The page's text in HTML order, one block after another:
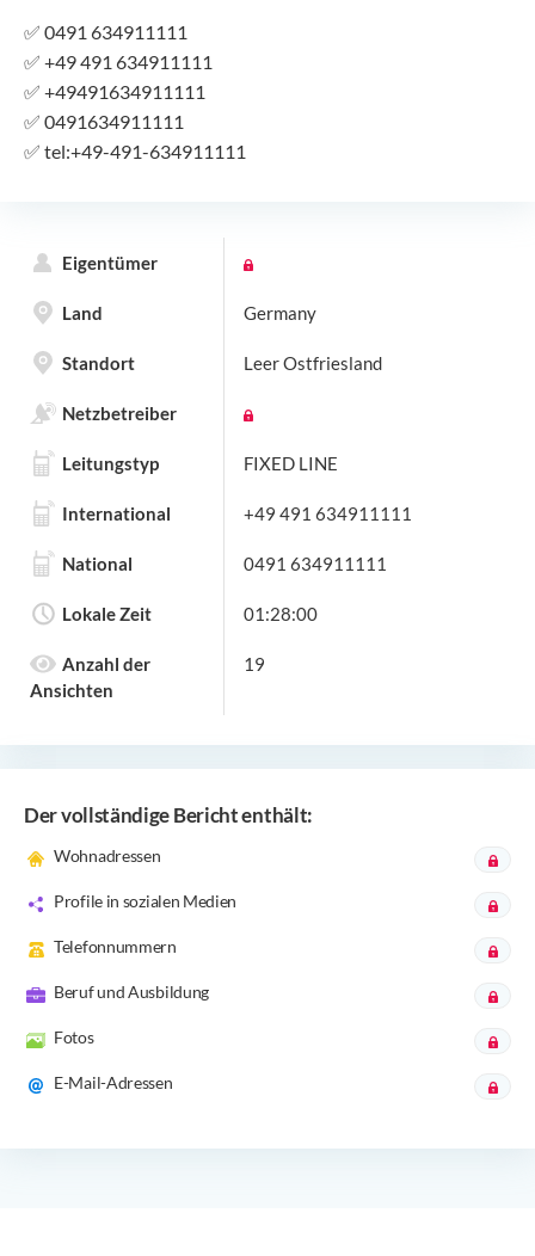
✅ 0491 634911111
✅ +49 491 634911111
✅ +49491634911111
✅ 0491634911111
✅ tel:+49-491-634911111
Eigentümer
Land Germany
Standort Leer Ostfriesland
Netzbetreiber
Leitungstyp FIXED LINE
International +49 491 634911111
National 0491 634911111
Lokale Zeit 01:28:00
Anzahl der
Ansichten
19
Der vollständige Bericht enthält:
Wohnadressen
Profile in sozialen Medien
Telefonnummern
Beruf und Ausbildung
Fotos
E-Mail-Adressen